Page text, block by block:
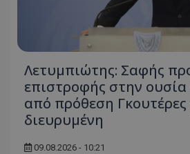
Λετυμπιώτης: Σαφής
επιστροφής στην
από πρόθεση Γκουτέρες
διευρυμένη
09.08.2026 - 10:21